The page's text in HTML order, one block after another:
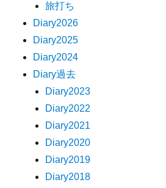
旅打ち
Diary2026
Diary2025
Diary2024
Diary過去
Diary2023
Diary2022
Diary2021
Diary2020
Diary2019
Diary2018